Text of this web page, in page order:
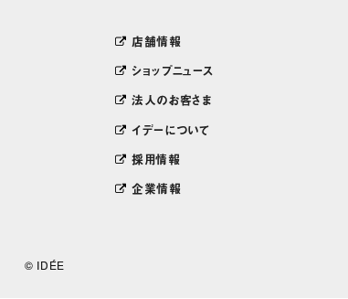
店舗情報
ショップニュース
法人のお客さま
イデーについて
採用情報
企業情報
© IDÉE